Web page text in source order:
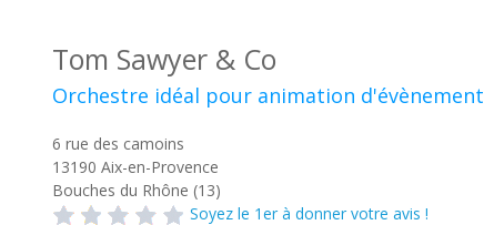
Tom Sawyer & Co
Orchestre idéal pour animation d'évènement
6 rue des camoins
13190 Aix-en-Provence
Bouches du Rhône (13)
Soyez le 1er à donner votre avis !